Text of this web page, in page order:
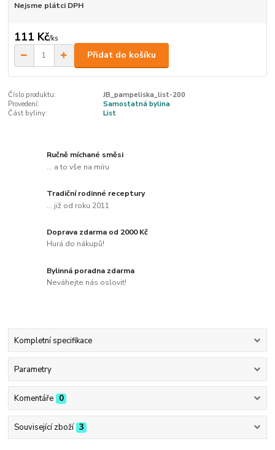
Nejsme plátci DPH
111 Kč/ks
Přidat do košíku
Číslo produktu:
JB_pampeliska_list-200
Provedení:
Samostatná bylina
Část byliny:
List
Ručně míchané směsi
... a to vše na míru
Tradiční rodinné receptury
... již od roku 2011
Doprava zdarma od 2000 Kč
Hurá do nákupů!
Bylinná poradna zdarma
Neváhejte nás oslovit!
Kompletní specifikace
Parametry
Komentáře 0
Související zboží 3